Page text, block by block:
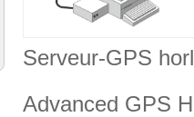
Serveur-GPS
Advanced GPS